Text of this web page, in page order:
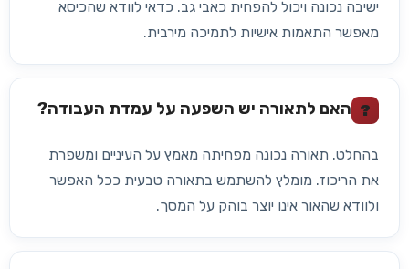
ישיבה נכונה ויכול להפחית כאבי גב. כדאי לוודא שהכיסא
מאפשר התאמות אישיות לתמיכה מירבית.
? האם לתאורה יש השפעה על עמדת העבודה?
בהחלט. תאורה נכונה מפחיתה מאמץ על העיניים ומשפרת
את הריכוז. מומלץ להשתמש בתאורה טבעית ככל האפשר
ולוודא שהאור אינו יוצר בוהק על המסך.